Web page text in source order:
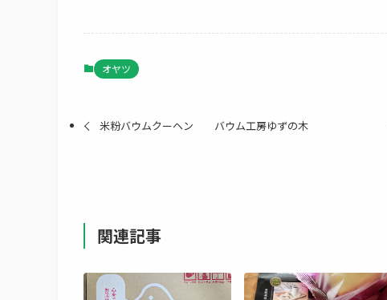
オヤツ
米粉バウムクーヘン バウム工房ゆずの木
関連記事